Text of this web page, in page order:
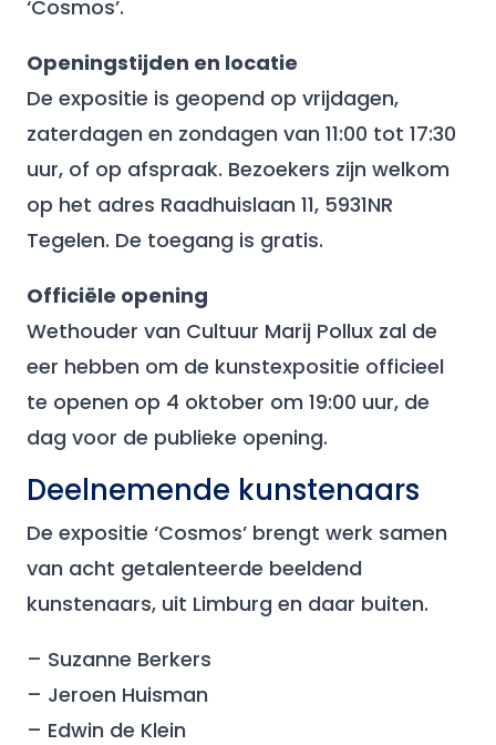
‘Cosmos’.
Openingstijden en locatie
De expositie is geopend op vrijdagen,
zaterdagen en zondagen van 11:00 tot 17:30
uur, of op afspraak. Bezoekers zijn welkom
op het adres Raadhuislaan 11, 5931NR
Tegelen. De toegang is gratis.
Officiële opening
Wethouder van Cultuur Marij Pollux zal de
eer hebben om de kunstexpositie officieel
te openen op 4 oktober om 19:00 uur, de
dag voor de publieke opening.
Deelnemende kunstenaars
De expositie ‘Cosmos’ brengt werk samen
van acht getalenteerde beeldend
kunstenaars, uit Limburg en daar buiten.
– Suzanne Berkers
– Jeroen Huisman
– Edwin de Klein